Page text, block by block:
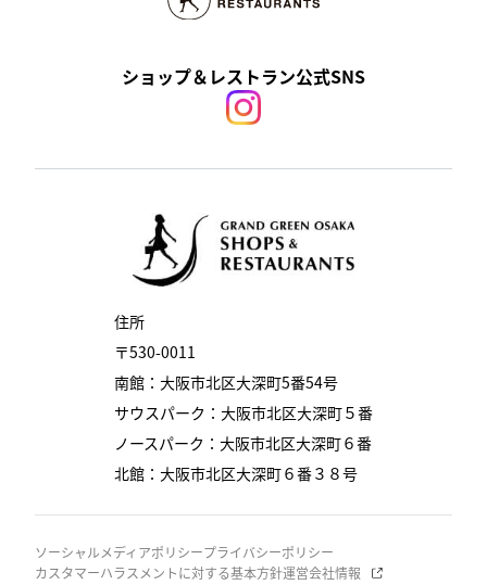
住所
〒530-0011
南館：大阪市北区大深町5番54号
サウスパーク：大阪市北区大深町５番
ノースパーク：大阪市北区大深町６番
北館：大阪市北区大深町６番３８号
ソーシャルメディアポリシープライバシーポリシー
カスタマーハラスメントに対する基本方針運営会社情報
ショップ＆レストラン公式SNS